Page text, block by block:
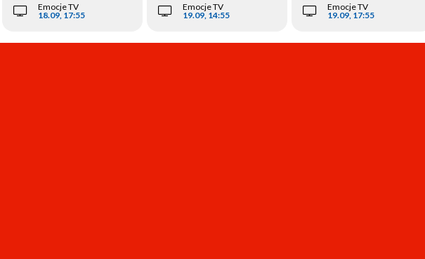
Emocje TV
18.09, 17:55
Emocje TV
19.09, 14:55
Emocje TV
19.09, 17:55